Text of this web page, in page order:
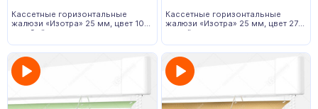
Кассетные горизонтальные
жалюзи «Изотра» 25 мм, цвет 106
голубой
Кассетные горизонтальные
жалюзи «Изотра» 25 мм, цвет 27
серый